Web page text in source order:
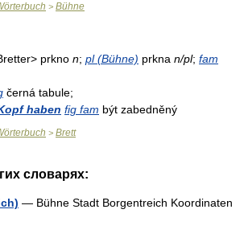
> Bühne
prkno n; pl (Bühne) prkna n/pl; fam
černá tabule;
haben fig fam být zabedněný
> Brett
словарях:
— Bühne Stadt Borgentreich Koordinaten